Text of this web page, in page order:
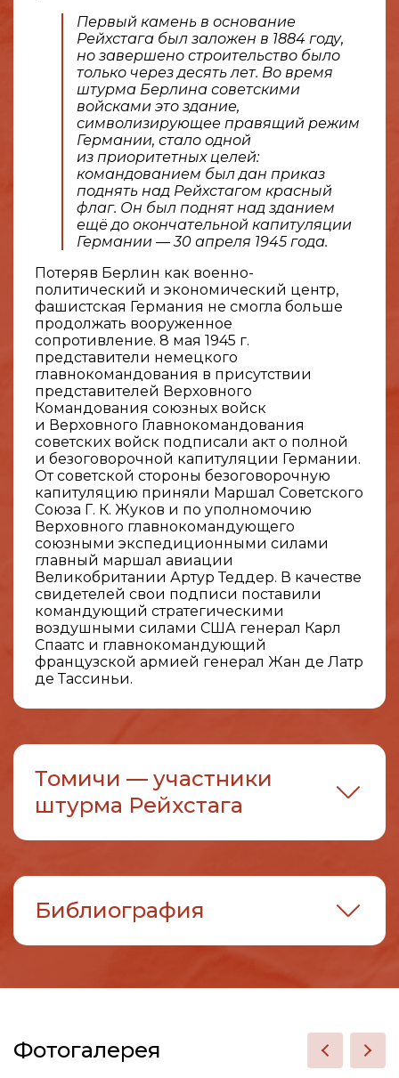
Первый камень в основание
Рейхстага был заложен в 1884 году,
но завершено строительство было
только через десять лет. Во время
штурма Берлина советскими
войсками это здание,
символизирующее правящий режим
Германии, стало одной
из приоритетных целей:
командованием был дан приказ
поднять над Рейхстагом красный
флаг. Он был поднят над зданием
ещё до окончательной капитуляции
Германии — 30 апреля 1945 года.
Потеряв Берлин как военно-
политический и экономический центр,
фашистская Германия не смогла больше
продолжать вооруженное
сопротивление. 8 мая 1945 г.
представители немецкого
главнокомандования в присутствии
представителей Верховного
Командования союзных войск
и Верховного Главнокомандования
советских войск подписали акт о полной
и безоговорочной капитуляции Германии.
От советской стороны безоговорочную
капитуляцию приняли Маршал Советского
Союза Г. К. Жуков и по уполномочию
Верховного главнокомандующего
союзными экспедиционными силами
главный маршал авиации
Великобритании Артур Теддер. В качестве
свидетелей свои подписи поставили
командующий стратегическими
воздушными силами США генерал Карл
Спаатс и главнокомандующий
французской армией генерал Жан де Латр
де Тассиньи.
Томичи — участники
штурма Рейхстага
Библиография
Фотогалерея